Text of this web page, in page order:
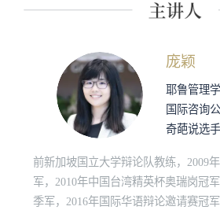
庞颖
耶鲁管理
国际咨询
奇葩说选手
前新加坡国立大学辩论队教练，2009
军，2010年中国台湾精英杯奥瑞岗冠
季军，2016年国际华语辩论邀请赛冠